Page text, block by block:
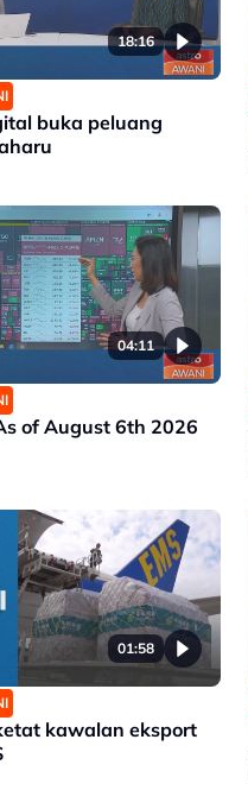
18:16
buka peluang
04:11
of August 6th 2026
01:58
kawalan eksport